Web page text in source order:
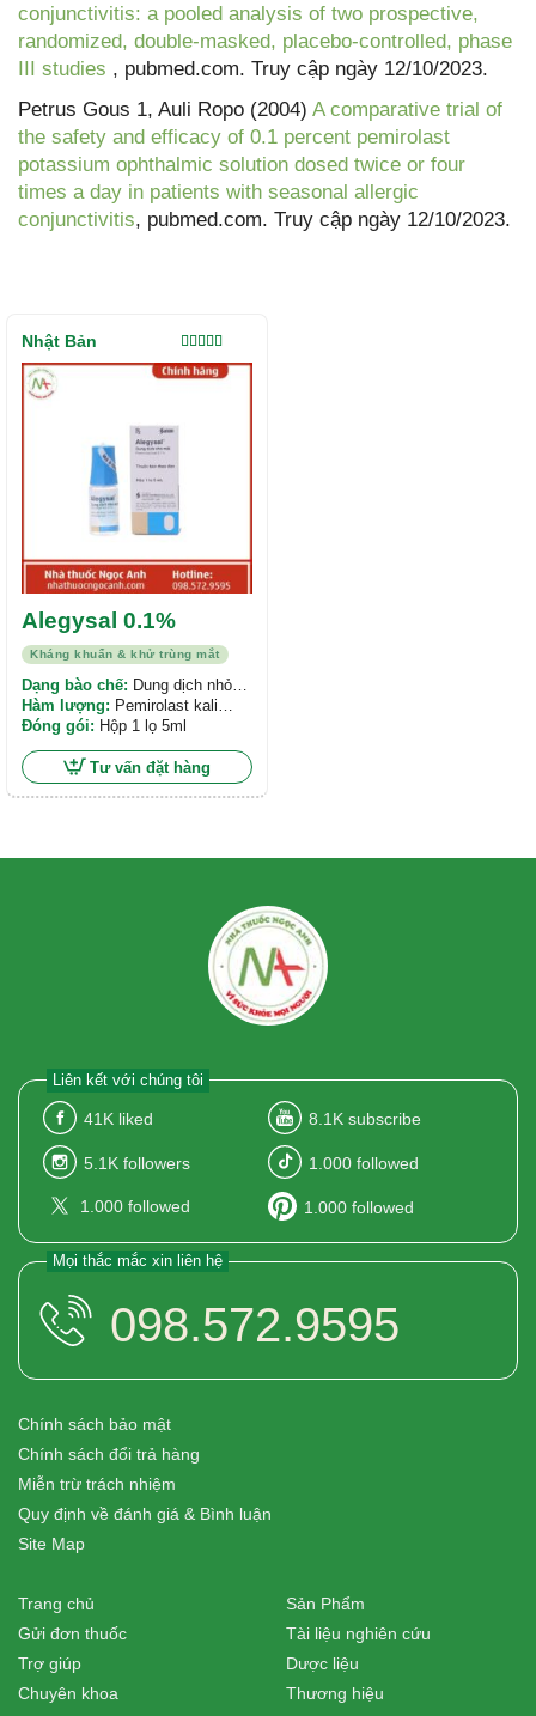
conjunctivitis: a pooled analysis of two prospective,
randomized, double-masked, placebo-controlled, phase
III studies , pubmed.com. Truy cập ngày 12/10/2023.
Petrus Gous 1, Auli Ropo (2004) A comparative trial of
the safety and efficacy of 0.1 percent pemirolast
potassium ophthalmic solution dosed twice or four
times a day in patients with seasonal allergic
conjunctivitis, pubmed.com. Truy cập ngày 12/10/2023.
Kháng khuẩn & khử trùng mắt
Alegysal 0.1%
Được xếp
hạng5.00
Dạng bào chế:
mắt
Hàm lượng: Pemirolast kali
1mg/ml
Đóng gói: Hộp 1 lọ 5ml
Tư vấn đặt hàng
Nhật Bản
Liên kết với chúng tôi
41K liked 8.1K subscribe
5.1K followers 1.000 followed
1.000 followed 1.000 followed
Mọi thắc mắc xin liên hệ
098.572.9595
Chính sách bảo mật
Chính sách đổi trả hàng
Miễn trừ trách nhiệm
Quy định về đánh giá & Bình luận
Site Map
Trang chủ
Gửi đơn thuốc
Trợ giúp
Chuyên khoa
Sản Phẩm
Tài liệu nghiên cứu
Dược liệu
Thương hiệu